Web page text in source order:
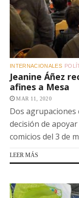
INTERNACIONALES
Jeanine Áñez
afines a Mesa
MAR 11, 2020
Dos agrupaciones
decisión de apoyar
comicios del 3 de
LEER MÁS